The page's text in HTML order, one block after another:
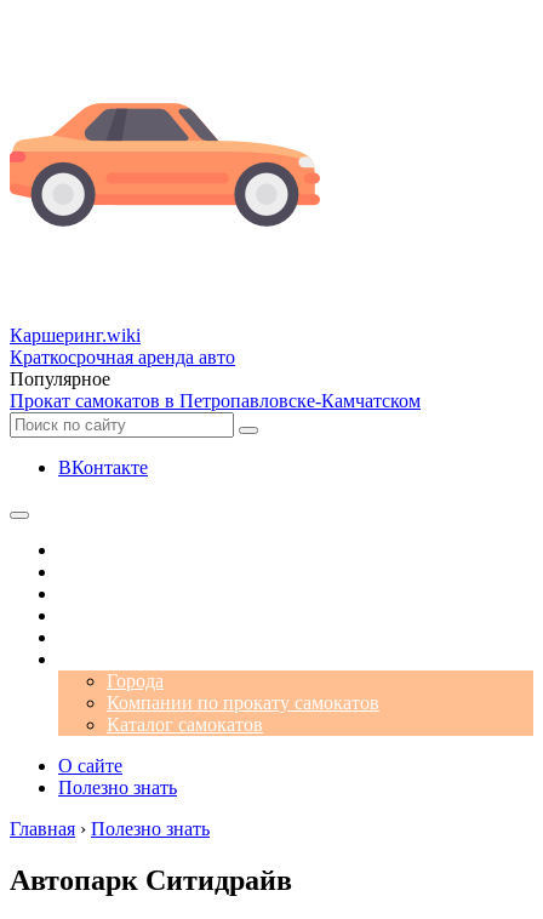
Каршеринг.wiki
Краткосрочная аренда авто
Популярное
Прокат самокатов в Петропавловске-Камчатском
ВКонтакте
Города
Компании по прокату самокатов
Каталог самокатов
О сайте
Полезно знать
Главная › Полезно знать
Автопарк Ситидрайв